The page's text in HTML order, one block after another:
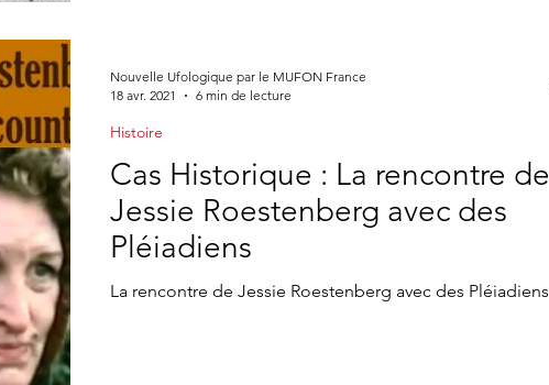
Cas Historique : La rencontre de
Jessie Roestenberg avec des
Pléiadiens
La rencontre de Jessie Roestenberg avec des Pléiadiens
Histoire
Nouvelle Ufologique par le MUFON France
18 avr. 2021
6 min de lecture